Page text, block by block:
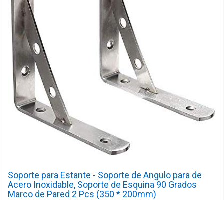
Soporte para Estante - Soporte de Angulo para de
Acero Inoxidable, Soporte de Esquina 90 Grados
Marco de Pared 2 Pcs (350 * 200mm)